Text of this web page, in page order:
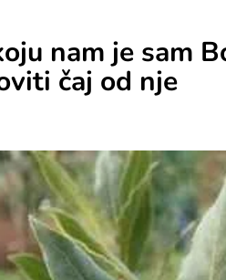
nam je sam
čaj od nje